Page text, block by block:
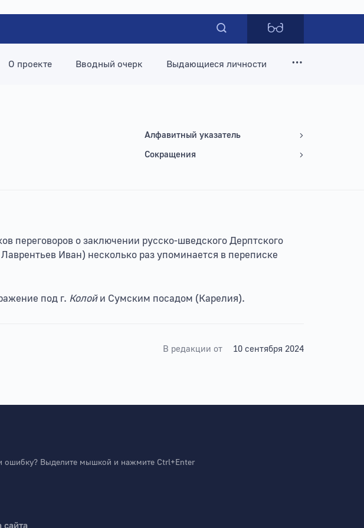
О проекте Вводный очерк Выдающиеся личности
Алфавитный указатель
Сокращения
переговоров о заключении русско-шведского Дерптского
Иван) несколько раз упоминается в переписке
под г. Колойи Сумским посадом (Карелия).
В редакции от 10 сентября 2024
ошибку? Выделите мышкой и нажмите Ctrl+Enter
сайта